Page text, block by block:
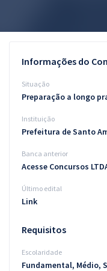
Conteúdo gratuito
Blog
Informações do
Situação
Preparação a longo
Instituição
Prefeitura de Santo
Banca anterior
Acesse Concursos
Último edital
Link
Requisitos
Escolaridade
Fundamental, Médio,